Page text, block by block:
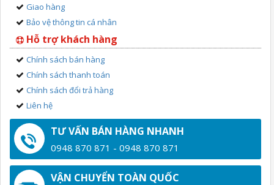
Giao hàng
Bảo vệ thông tin cá nhân
Hỗ trợ khách hàng
Chính sách bán hàng
Chính sách thanh toán
Chính sách đổi trả hàng
Liên hệ
TƯ VẤN BÁN HÀNG NHANH
0948 870 871 - 0948 870 871
VẬN CHUYỂN TOÀN QUỐC